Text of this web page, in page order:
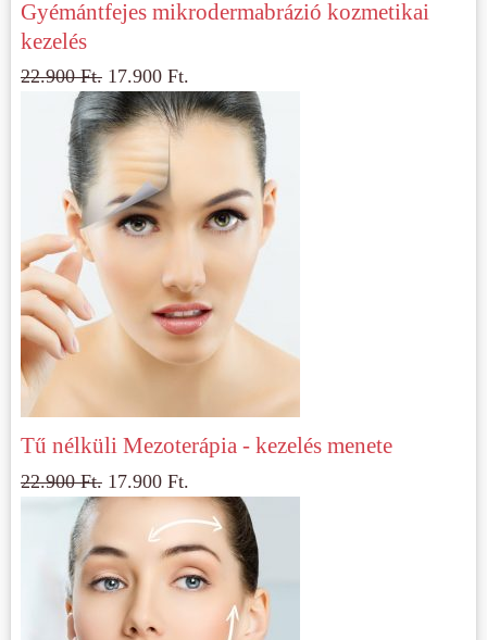
Gyémántfejes mikrodermabrázió kozmetikai
kezelés
22.900Ft. 17.900Ft.
Tű nélküli Mezoterápia - kezelés menete
22.900Ft. 17.900Ft.